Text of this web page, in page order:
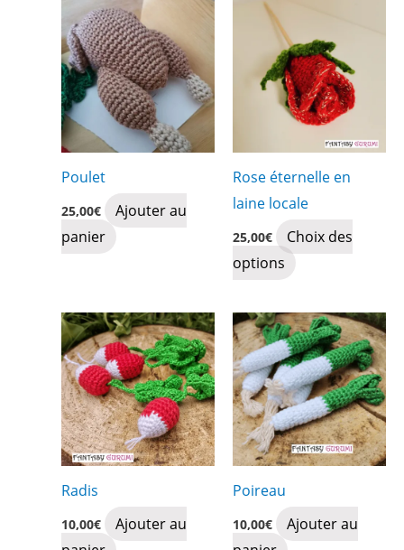
Poulet
25,00€
Ajouter au
panier
Rose éternelle en
laine locale
25,00€
Choix des
options
a
plusieurs
variations.
Les
options
peuvent
être
sur
Radis
10,00€
Ajouter au
Poireau
10,00€
Ajouter au